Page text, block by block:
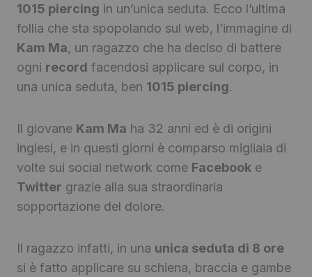
1015 piercing in un’unica seduta. Ecco l’ultima
follia che sta spopolando sul web, l’immagine di
Kam Ma, un ragazzo che ha deciso di battere
ogni record facendosi applicare sul corpo, in
una unica seduta, ben 1015 piercing.
Il giovane Kam Ma ha 32 anni ed è di origini
inglesi, e in questi giorni è comparso migliaia di
volte sui social network come Facebook e
Twitter grazie alla sua straordinaria
sopportazione del dolore.
Il ragazzo infatti, in una unica seduta di 8 ore
si è fatto applicare su schiena, braccia e gambe